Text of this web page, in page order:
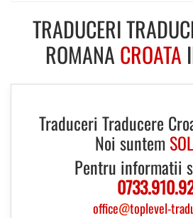
TRADUCERI
ROMANA CROATA
Traduceri Traducere
Noi suntem
Pentru informatii
office@toplevel-